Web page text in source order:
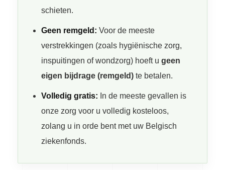
schieten.
Geen remgeld: Voor de meeste
verstrekkingen (zoals hygiënische zorg,
inspuitingen of wondzorg) hoeft u geen
eigen bijdrage (remgeld) te betalen.
Volledig gratis: In de meeste gevallen is
onze zorg voor u volledig kosteloos,
zolang u in orde bent met uw Belgisch
ziekenfonds.